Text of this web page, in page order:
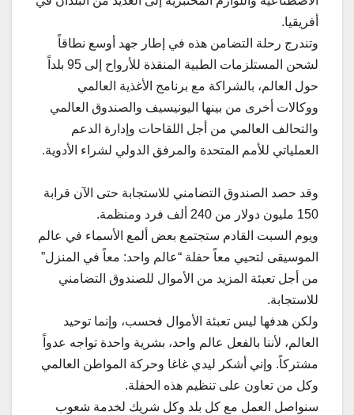
أفريقيا.
وتندرج رحلة التضامن هذه في إطار جهد أوسع نطاقاً
لشحن المستلزمات الطبية المنقذة للأرواح إلى 95 بلداً
حول العالم، بالشراكة مع برنامج الأغذية العالمي
ووكالات أخرى من بينها اليونيسيف والصندوق العالمي
والتحالف العالمي من أجل اللقاحات وإدارة الدعم
العملياتي للأمم المتحدة والمرفق الدولي لشراء الأدوية.
وقد حصد الصندوق التضامني للاستجابة حتى الآن قرابة
150 مليون دولار من 240 ألف فرد ومنظمة.
ويوم السبت القادم ستجتمع بعض ألمع الأسماء في عالم
الموسيقى لتحيي معاً حفلة “عالم واحد: معاً في المنزل”
من أجل تعبئة المزيد من الأموال للصندوق التضامني
للاستجابة.
ولكن هدفها ليس تعبئة الأموال فحسب، وإنما توحيد
العالم، لأننا بالفعل عالم واحد، بشرية واحدة تواجه عدواً
مشتركاً. وإني أشكر ليدي غاغا وحركة المواطن العالمي
وكل من تعاون على تنظيم هذه الحفلة.
سنواصل العمل مع كل بلد وكل شريك لخدمة شعوب